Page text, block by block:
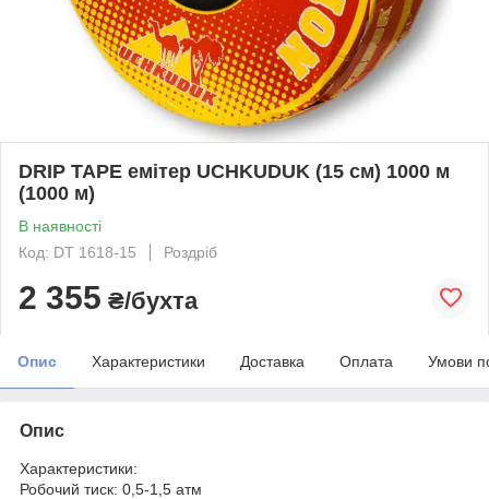
DRIP TAPE емітер UCHKUDUK (15 см) 1000 м
(1000 м)
В наявності
Код: DT 1618-15
Роздріб
2 355 ₴/бухта
Опис Характеристики Доставка Оплата Умови
Опис
Характеристики:
Робочий тиск: 0,5-1,5 атм